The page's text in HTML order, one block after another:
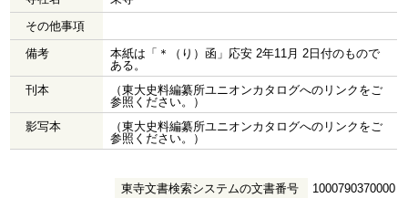
その他事項
備考
本紙は「＊（り）函」応安 2年11月 2日付のもので
ある。
刊本
（東大史料編纂所ユニオンカタログへのリンクをご
参照ください。）
影写本
（東大史料編纂所ユニオンカタログへのリンクをご
参照ください。）
東寺文書検索システムの文書番号 1000790370000